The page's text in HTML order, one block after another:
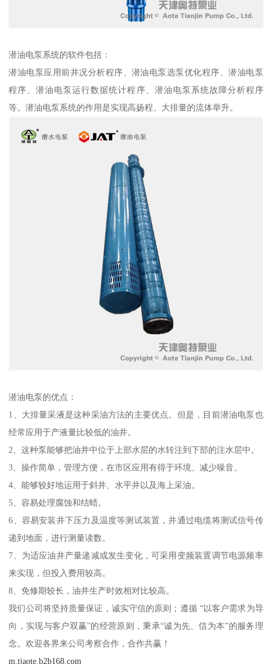
潜油电泵系统的软件包括：
潜油电泵应用前井况分析程序、潜油电泵选泵优化程序、潜油电泵
程序、潜油电泵运行数据统计程序、潜油电泵系统故障分析程序
等。潜油电泵系统的作用是实现高扬程、大排量的流体举升。
潜油电泵的优点：
1、大排量采液是这种采油方法的主要优点。但是，目前潜油电泵也
经常应用于产液量比较低的油井。
2、这种泵能够把油井中位于上部水层的水转注到下部的注水层中。
3、操作简单，管理方便，在市区应用有得于环境、减少噪音。
4、能够较好地运用于斜井、水平井以及海上采油。
5、容易处理腐蚀和结蜡。
6、容易安装井下压力及温度等测试装置，并通过电缆将测试信号传
递到地面，进行测量读数。
7、为适应油井产量递减或发生变化，可采用变频装置调节电源频率
来实现，但投入费用较高。
8、免修期较长，油井生产时效相对比较高。
我们公司将坚持质量保证，诚实守信的原则；遵循 “以客户需求为导
向，实现与客户双赢”的经营原则，秉承“诚为先、信为本”的服务理
念。欢迎各界来公司考察合作，合作共赢！
m.tjaote.b2b168.com